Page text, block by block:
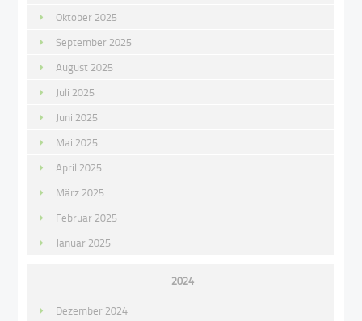
Oktober 2025
September 2025
August 2025
Juli 2025
Juni 2025
Mai 2025
April 2025
März 2025
Februar 2025
Januar 2025
2024
Dezember 2024